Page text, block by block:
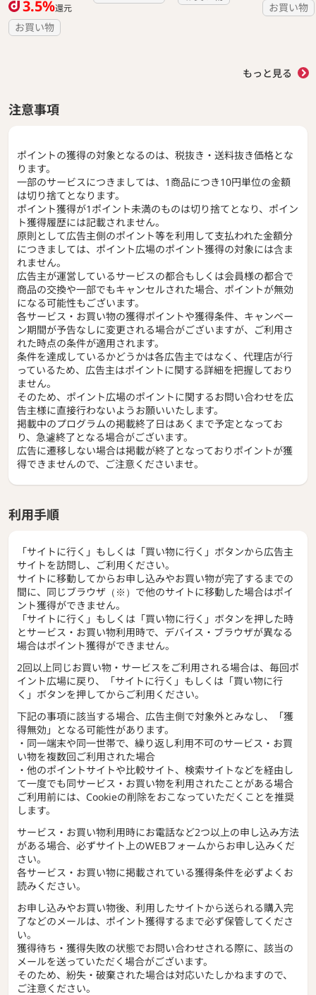
3.5%還元
お買い物
480
お買い物
ポイントの獲得の対象となるのは、税抜き・送料抜き価格とな
ります。
一部のサービスにつきましては、1商品につき10円単位の金額
は切り捨てとなります。
ポイント獲得が1ポイント未満のものは切り捨てとなり、ポイン
ト獲得履歴には記載されません。
原則として広告主側のポイント等を利用して支払われた金額分
につきましては、ポイント広場のポイント獲得の対象には含ま
れません。
広告主が運営しているサービスの都合もしくは会員様の都合で
商品の交換や一部でもキャンセルされた場合、ポイントが無効
になる可能性もございます。
各サービス・お買い物の獲得ポイントや獲得条件、キャンペー
ン期間が予告なしに変更される場合がございますが、ご利用さ
れた時点の条件が適用されます。
条件を達成しているかどうかは各広告主ではなく、代理店が行
っているため、広告主はポイントに関する詳細を把握しており
ません。
そのため、ポイント広場のポイントに関するお問い合わせを広
告主様に直接行わないようお願いいたします。
掲載中のプログラムの掲載終了日はあくまで予定となってお
り、急遽終了となる場合がございます。
広告に遷移しない場合は掲載が終了となっておりポイントが獲
「サイトに行く」もしくは「買い物に行く」ボタンから広告主
サイトを訪問し、ご利用ください。
サイトに移動してからお申し込みやお買い物が完了するまでの
間に、同じブラウザ（※）で他のサイトに移動した場合はポイ
ント獲得ができません。
「サイトに行く」もしくは「買い物に行く」ボタンを押した時
とサービス・お買い物利用時で、デバイス・ブラウザが異なる
2回以上同じお買い物・サービスをご利用される場合は、毎回ポ
イント広場に戻り、「サイトに行く」もしくは「買い物に行
下記の事項に該当する場合、広告主側で対象外とみなし、「獲
得無効」となる可能性があります。
・同一端末や同一世帯で、繰り返し利用不可のサービス・お買
い物を複数回ご利用された場合
・他のポイントサイトや比較サイト、検索サイトなどを経由し
て一度でも同サービス・お買い物を利用されたことがある場合
ご利用前には、Cookieの削除をおこなっていただくことを推奨
サービス・お買い物利用時にお電話など2つ以上の申し込み方法
がある場合、必ずサイト上のWEBフォームからお申し込みくだ
さい。
各サービス・お買い物に掲載されている獲得条件を必ずよくお
お申し込みやお買い物後、利用したサイトから送られる購入完
了などのメールは、ポイント獲得するまで必ず保管してくださ
い。
獲得待ち・獲得失敗の状態でお問い合わせされる際に、該当の
メールを送っていただく場合がございます。
そのため、紛失・破棄された場合は対応いたしかねますので、